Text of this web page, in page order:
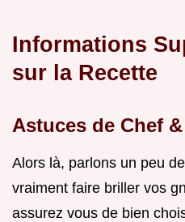
Informations
sur la Recette
Astuces de Chef
Alors là, parlons un peu
vraiment faire briller vos
assurez vous de bien